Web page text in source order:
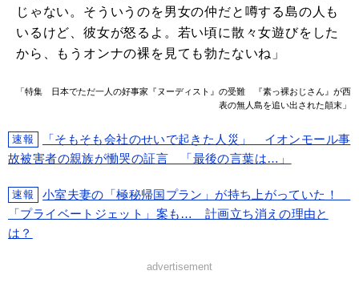
じゃない。そういうのを男女の仲だと噂する島の人も
いるけど、彼女が怒るよ。若い頃に散々女遊びをした
から、もうオンナの裸を見ても勃たないね」
「特集 日本でただ一人の好事家『ヌーディスト』の受難 『素っ裸おじさん』が西
表の無人島を追い出された顛末」
速報
「そもそも会社のせいで起きた人災」 イオンモール事
故被害者の親族が慟哭の証言 「最後の言葉は…」
速報
小室夫妻の「極秘帰国プラン」が持ち上がっていた！
「プライベートジェット」案も… 計画立ち消えの理由と
は？
advertisement